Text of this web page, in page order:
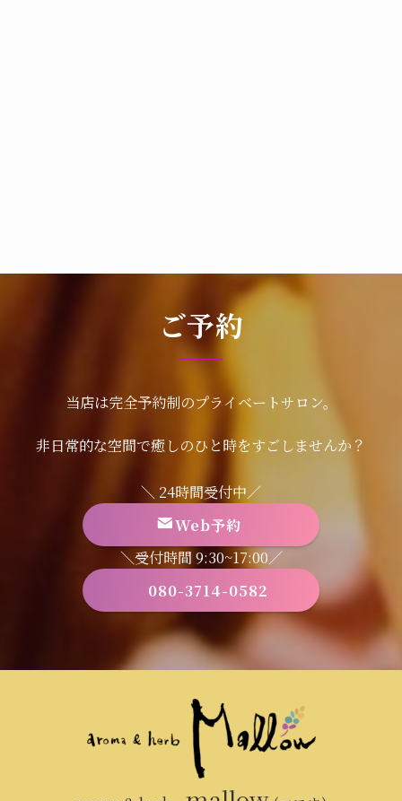
ご予約
当店は完全予約制のプライベートサロン。
非日常的な空間で癒しのひと時をすごしませんか？
＼ 24時間受付中／
Web予約
＼受付時間 9:30~17:00／
080-3714-0582